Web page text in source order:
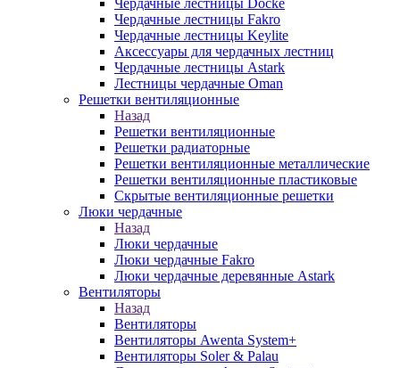
Чердачные лестницы Docke
Чердачные лестницы Fakro
Чердачные лестницы Keylite
Аксессуары для чердачных лестниц
Чердачные лестницы Astark
Лестницы чердачные Oman
Решетки вентиляционные
Назад
Решетки вентиляционные
Решетки радиаторные
Решетки вентиляционные металлические
Решетки вентиляционные пластиковые
Скрытые вентиляционные решетки
Люки чердачные
Назад
Люки чердачные
Люки чердачные Fakro
Люки чердачные деревянные Astark
Вентиляторы
Назад
Вентиляторы
Вентиляторы Awenta System+
Вентиляторы Soler & Palau